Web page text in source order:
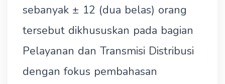
sebanyak ± 12 (dua belas) orang
tersebut dikhususkan pada bagian
Pelayanan dan Transmisi Distribusi
dengan fokus pembahasan